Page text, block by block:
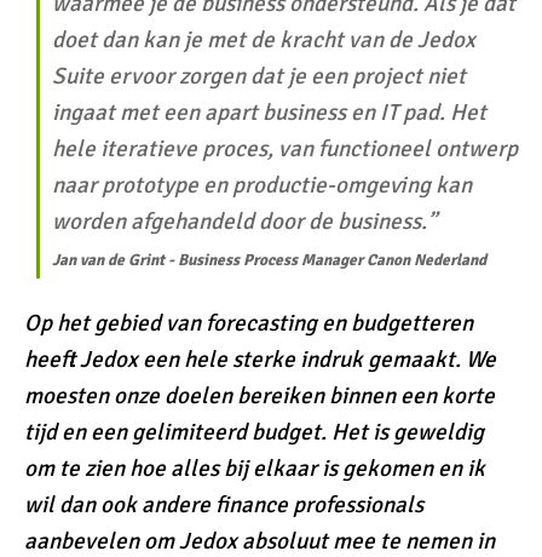
doet dan kan je met de kracht van de Jedox
Suite ervoor zorgen dat je een project niet
ingaat met een apart business en IT pad. Het
hele iteratieve proces, van functioneel ontwerp
naar prototype en productie-omgeving kan
worden afgehandeld door de business.”
Jan van de Grint - Business Process Manager Canon Nederland
Op het gebied van forecasting en budgetteren
heeft Jedox een hele sterke indruk gemaakt. We
moesten onze doelen bereiken binnen een korte
tijd en een gelimiteerd budget. Het is geweldig
om te zien hoe alles bij elkaar is gekomen en ik
wil dan ook andere finance professionals
aanbevelen om Jedox absoluut mee te nemen in